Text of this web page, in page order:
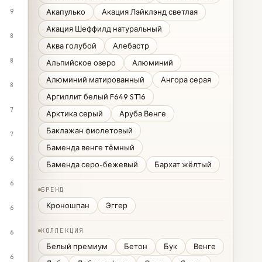
9
8
8
8
7
7
6
6
6
6
6
Акапулько
Акация Лэйклэнд светлая
Акация Шеффилд натуральный
Аква голубой
Алебастр
Альпийское озеро
Алюминий
Алюминий матированный
Ангора серая
Аргиллит белый F649 ST16
Арктика серый
Аруба Венге
Баклажан фиолетовый
Баменда венге тёмный
Баменда серо-бежевый
Бархат жёлтый
БРЕНД
Кроношпан Эггер
КОЛЛЕКЦИЯ
Белый премиум Бетон Бук
Венге